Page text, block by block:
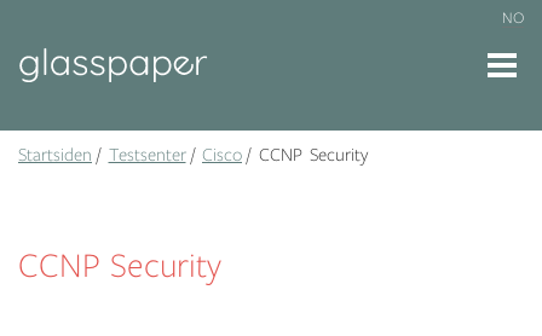
NO
Startsiden Testsenter Cisco CCNP Security
CCNP Security